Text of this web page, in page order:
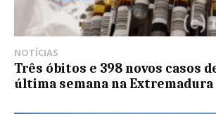
NOTÍCIAS
Três óbitos e 398 novos casos
última semana na Extremadura